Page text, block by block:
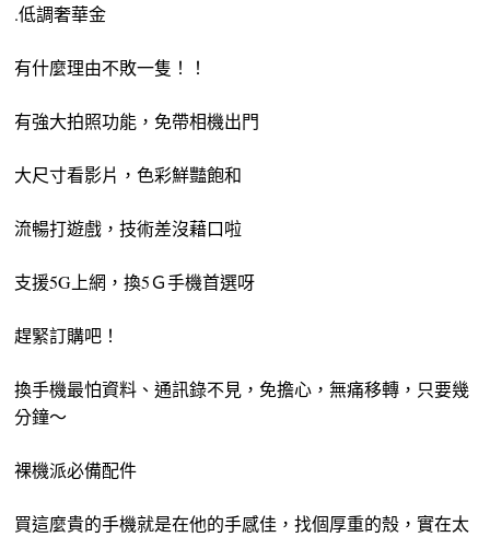
.低調奢華金
有什麼理由不敗一隻！！
有強大拍照功能，免帶相機出門
大尺寸看影片，色彩鮮豔飽和
流暢打遊戲，技術差沒藉口啦
支援5G上網，換5Ｇ手機首選呀
趕緊訂購吧！
換手機最怕資料、通訊錄不見，免擔心，無痛移轉，只要幾
分鐘～
裸機派必備配件
買這麼貴的手機就是在他的手感佳，找個厚重的殼，實在太